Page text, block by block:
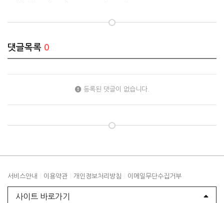
댓글목록 0
등록된 댓글이 없습니다.
서비스안내 이용약관 개인정보처리방침 이메일무단수집거부
사이트 바로가기